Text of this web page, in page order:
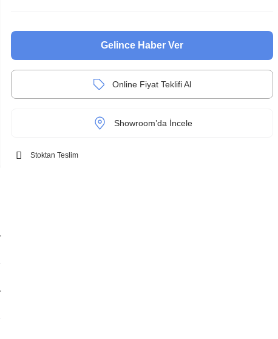
Gelince Haber Ver
Online Fiyat Teklifi Al
Showroom’da İncele
Stoktan Teslim